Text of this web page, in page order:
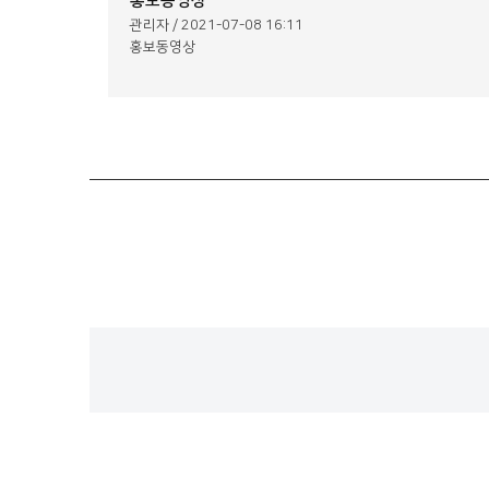
관리자 / 2021-07-08 16:11
홍보동영상